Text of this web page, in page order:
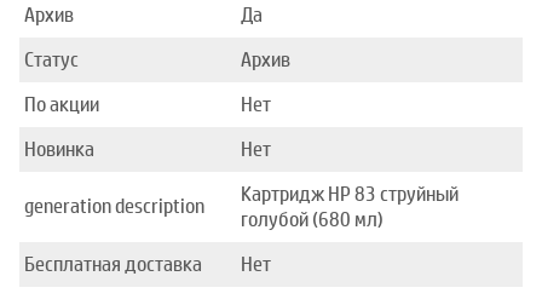
Архив
Да
Статус
Архив
По акции
Нет
Новинка
Нет
generation description
Картридж HP 83 струйный
голубой (680 мл)
Бесплатная доставка
Нет